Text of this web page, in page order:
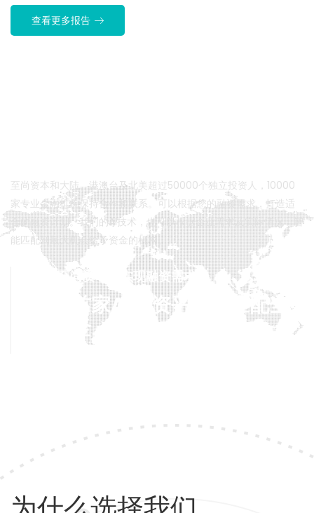
查看更多报告
至尚资本和大陆、港澳台及北美超过50000个独立投资人，10000
家专业金融机构保持合作和联系。可以根据您的融资需求，打造适
合的融资计划。我们的AI技术，也可以根据企业需求及实际情况，智
能匹配到最大机会给予资金的机构。
通过至尚资本，实现融资需求
国内首家AI融资平台，匹配全
球资金